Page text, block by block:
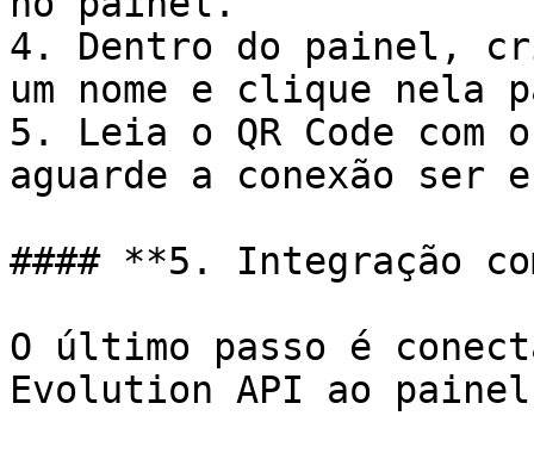
4. Dentro do painel,
um nome e clique nela
5. Leia o QR Code com
aguarde a conexão ser
#### **5. Integração
O último passo é
Evolution API ao painel